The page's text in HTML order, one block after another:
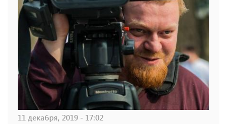
11 декабря, 2019 - 17:02